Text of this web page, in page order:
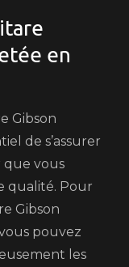
en
Gibson
de s’assurer
que vous
qualité. Pour
Gibson
pouvez
les